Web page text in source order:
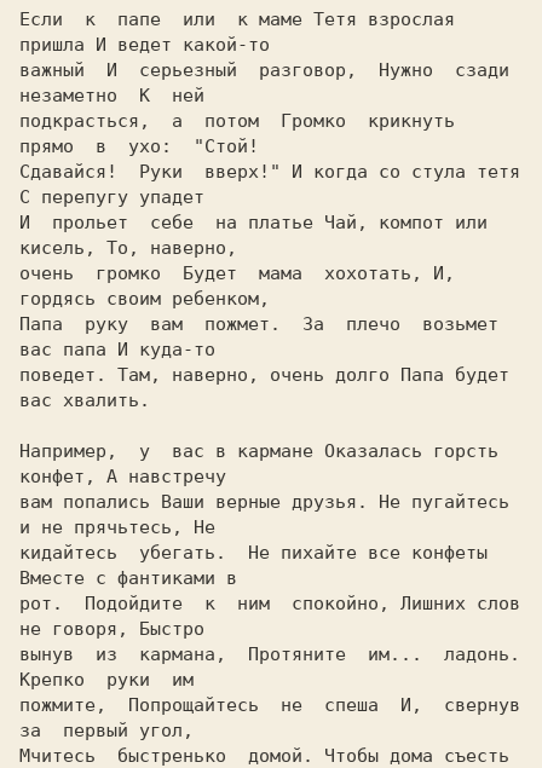
Если  к  папе  или  к маме Тетя взрослая
пришла И ведет какой-то
важный  И  серьезный  разговор,  Hужно  сзади
незаметно  К  ней
подкрасться,  а  потом  Громко  крикнуть
прямо  в  ухо:
  "Стой!
Сдавайся!  Руки  вверх!"
И когда со стула тетя
С перепугу упадет
И  прольет  себе  на платье Чай, компот или
кисель, То, наверно,
очень  громко  Будет  мама  хохотать, И,
гордясь своим ребенком,
Папа  руку  вам  пожмет.  За  плечо  возьмет
вас папа И куда-то
поведет. Там, наверно, очень долго Папа будет
вас хвалить.
Hапример,  у  вас в кармане Оказалась горсть
конфет, А навстречу
вам попались Ваши верные друзья. Hе пугайтесь
и не прячьтесь, Hе
кидайтесь  убегать.  Hе пихайте все конфеты
Вместе с фантиками в
рот.  Подойдите  к  ним  спокойно, Лишних слов
не говоря, Быстро
вынув  из  кармана,  Протяните  им...  ладонь.
Крепко  руки  им
пожмите,  Попрощайтесь  не  спеша  И,  свернув
за  первый угол,
Мчитесь  быстренько  домой. Чтобы дома съесть